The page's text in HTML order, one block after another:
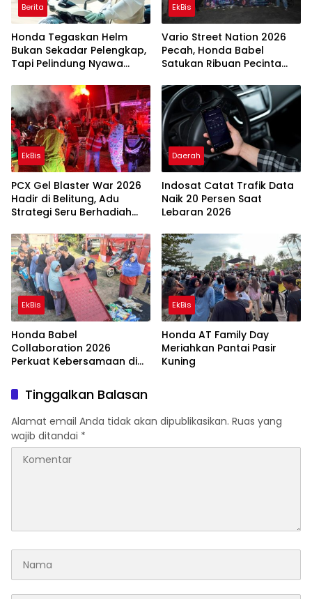
Berita
Honda Tegaskan Helm
Bukan Sekadar Pelengkap,
Tapi Pelindung Nyawa
Berkendara
EkBis
Vario Street Nation 2026
Pecah, Honda Babel
Satukan Ribuan Pecinta
Aman
EkBis
PCX Gel Blaster War 2026
Hadir di Belitung, Adu
Strategi Seru Berhadiah
Daerah
Indosat Catat Trafik Data
Naik 20 Persen Saat
Lebaran 2026
EkBis
Honda Babel
Collaboration 2026
Perkuat Kebersamaan di
EkBis
Honda AT Family Day
Meriahkan Pantai Pasir
Kuning
Tinggalkan Balasan
Alamat email Anda tidak akan dipublikasikan. Ruas yang
wajib ditandai *